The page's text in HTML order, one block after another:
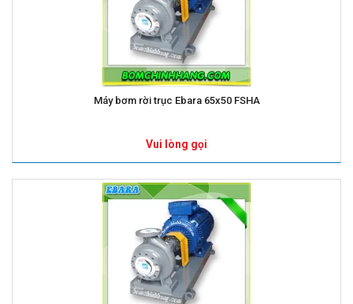
Máy bơm rời trục Ebara 65x50 FSHA
Vui lòng gọi